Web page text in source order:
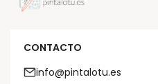
CONTACTO
info@pintalotu.es